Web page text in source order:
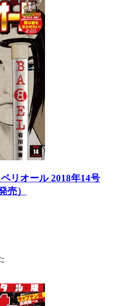
リオール 2018年14号
売）